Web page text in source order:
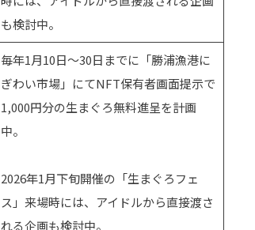
も検討中。
毎年1月10日〜30日までに「勝浦漁港に
ぎわい市場」にてNFT保有者画面提示で
1,000円分の生まぐろ無料進呈を計画
中。
2026年1月下旬開催の「生まぐろフェ
ス」来場時には、アイドルから直接渡さ
れる企画も検討中。